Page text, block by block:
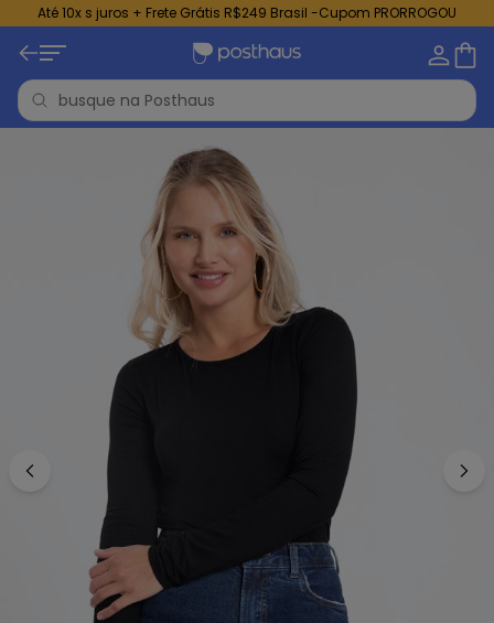
Até 10x s juros + Frete Grátis R$249 Brasil -Cupom PRORROGOU